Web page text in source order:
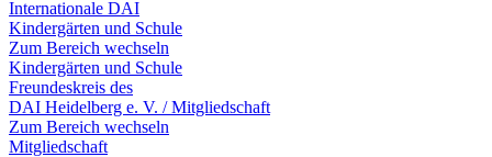
Internationale DAI
Kindergärten und Schule
Zum Bereich wechseln
Kindergärten und Schule
Freundeskreis des
DAI Heidelberg e. V. / Mitgliedschaft
Zum Bereich wechseln
Mitgliedschaft